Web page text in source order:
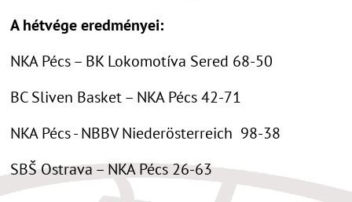
A hétvége eredményei:
NKA Pécs – BK Lokomotíva Sered 68-50
BC Sliven Basket – NKA Pécs 42-71
NKA Pécs - NBBV Niederösterreich 98-38
SBŠ Ostrava – NKA Pécs 26-63